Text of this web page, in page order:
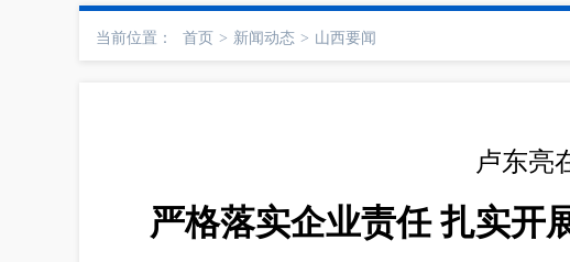
当前位置： 首页 > 新闻动态 > 山西要闻
卢东亮
严格落实企业责任 扎实开